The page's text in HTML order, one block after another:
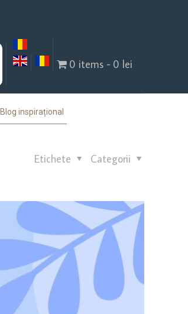
0 items 0 lei
Blog inspirațional
Categorii
Etichete